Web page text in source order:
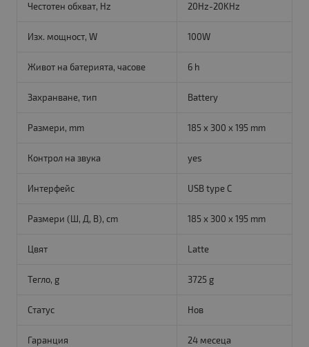
Честотен обхват, Hz 20Hz-20KHz
Изх. мощност, W 100W
Живот на батерията, часове 6 h
Захранване, тип Battery
Размери, mm 185 x 300 x 195 mm
Контрол на звука yes
Интерфейс USB type C
Размери (Ш, Д, В), cm 185 x 300 x 195 mm
Цвят Latte
Тегло, g 3725 g
Статус Нов
Гаранция 24 месеца